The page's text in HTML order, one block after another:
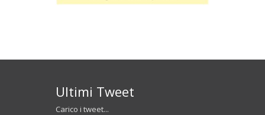
Ultimi Tweet
Carico i tweet...